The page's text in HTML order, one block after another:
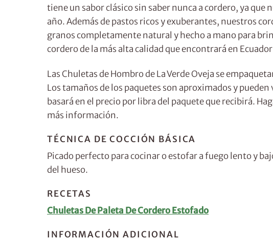
tiene un sabor clásico sin saber nunca a cordero, ya que
año. Además de pastos ricos y exuberantes, nuestros
granos completamente natural y hecho a mano para
cordero de la más alta calidad que encontrará en
Las Chuletas de Hombro de La Verde Oveja se
Los tamaños de los paquetes son aproximados y
basará en el precio por libra del paquete que recibirá.
más información.
TÉCNICA DE COCCIÓN BÁSICA
Picado perfecto para cocinar o estofar a fuego lento y
del hueso.
RECETAS
Chuletas De Paleta De Cordero Estofado
INFORMACIÓN ADICIONAL